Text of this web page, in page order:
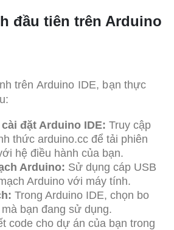
đầu tiên trên Arduino
trên Arduino IDE, bạn thực
đặt Arduino IDE: Truy cập
thức arduino.cc để tải phiên
hệ điều hành của bạn.
Arduino: Sử dụng cáp USB
Arduino với máy tính.
Trong Arduino IDE, chọn bo
bạn đang sử dụng.
code cho dự án của bạn trong